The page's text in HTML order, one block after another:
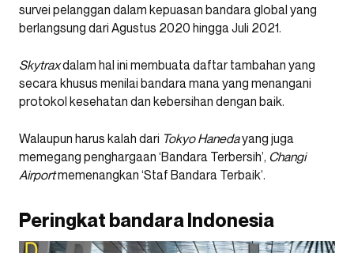
survei pelanggan dalam kepuasan bandara global yang
berlangsung dari Agustus 2020 hingga Juli 2021.
Skytraxdalam hal ini membuata daftar tambahan yang
secara khusus menilai bandara mana yang menangani
protokol kesehatan dan kebersihan dengan baik.
Walaupun harus kalah dari Tokyo Hanedayang juga
memegang penghargaan ‘Bandara Terbersih’, Changi
Airportmemenangkan ‘Staf Bandara Terbaik’.
Peringkat bandara Indonesia